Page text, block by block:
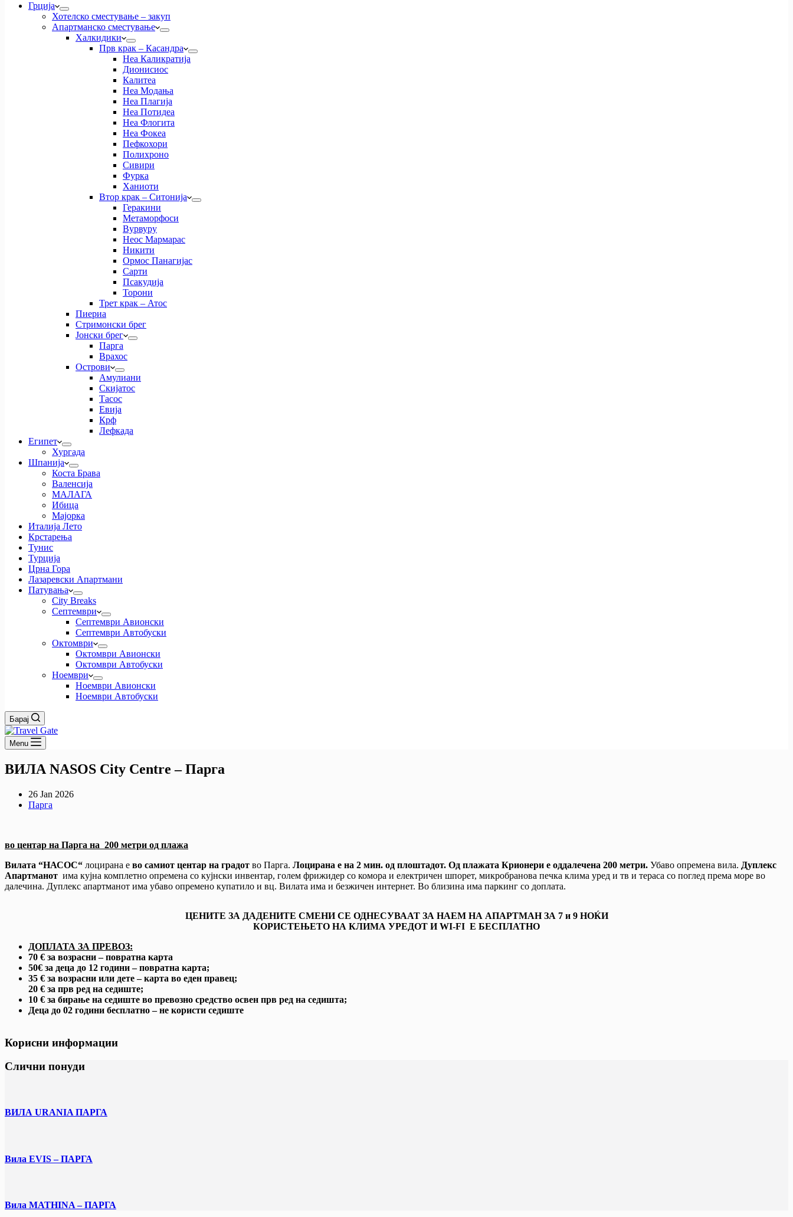
Грција
Хотелско сместување – закуп
Апартманско сместување
Халкидики
Прв крак – Касандра
Неа Каликратија
Дионисиос
Калитеа
Неа Модања
Неа Плагија
Неа Потидеа
Неа Флогита
Неа Фокеа
Пефкохори
Полихроно
Сивири
Фурка
Ханиоти
Втор крак – Ситонија
Геракини
Метаморфоси
Вурвуру
Неос Мармарас
Никити
Ормос Панагијас
Сарти
Псакудија
Торони
Трет крак – Атос
Пиериа
Стримонски брег
Јонски брег
Парга
Врахос
Острови
Амулиани
Скијатос
Тасос
Евија
Крф
Лефкада
Египет
Хургада
Шпанија
Коста Брава
Валенсија
МАЛАГА
Ибица
Мајорка
Италија Лето
Крстарења
Тунис
Турција
Црна Гора
Лазаревски Апартмани
Патувања
City Breaks
Септември
Септември Авионски
Септември Автобуски
Октомври
Октомври Авионски
Октомври Автобуски
Ноември
Ноември Авионски
Ноември Автобуски
Барај
Menu
ВИЛА NASOS City Centre – Парга
26 Jan 2026
Парга
во центар на Парга на 200 метри од плажа
Вилата “НАСОС“ лоцирана е во самиот центар на градот во Парга. Лоцирана е на 2 мин. од плоштадот. Од плажата Крионери е оддалечена 200 метри. Убаво опремена вила. Дуплекс
Апартманот има кујна комплетно опремена со кујнски инвентар, голем фрижидер со комора и електричен шпорет, микробранова печка клима уред и тв и тераса со поглед према море во
далечина. Дуплекс апартманот има убаво опремено купатило и вц. Вилата има и безжичен интернет. Во близина има паркинг со доплата.
ЦЕНИТЕ ЗА ДАДЕНИТЕ СМЕНИ СЕ ОДНЕСУВААТ ЗА НАЕМ НА АПАРТМАН ЗА 7 и 9 НОЌИ
КОРИСТЕЊЕТО НА КЛИМА УРЕДОТ И WI-FI Е БЕСПЛАТНО
ДОПЛАТА ЗА ПРЕВОЗ:
70 € за возрасни – повратна карта
50€ за деца до 12 години – повратна карта;
35 € за возрасни или дете – карта во еден правец;
20 € за прв ред на седиште;
10 € за бирање на седиште во превозно средство освен прв ред на седишта;
Деца до 02 години бесплатно – не користи седиште
Корисни информации
Слични понуди
ВИЛА URANIA ПАРГА
Вила EVIS – ПАРГА
Вила MATHINA – ПАРГА